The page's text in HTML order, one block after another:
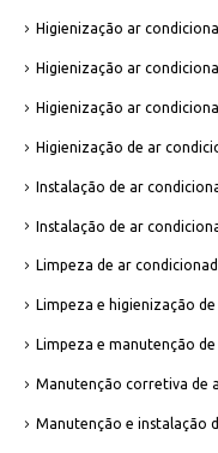
Higienização ar
Higienização ar
Higienização ar
Higienização de ar
Instalação de ar
Instalação de ar
Limpeza de ar
Limpeza e higienização
Limpeza e manutenção
Manutenção corretiva de
Manutenção e instalação